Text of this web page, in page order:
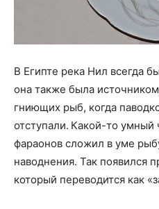
В Египте река Нил всегда
она также была
гниющих рыб, когда
отступали. Какой-то
фараонов сложил в уме
наводнения. Так появился
который переводится как